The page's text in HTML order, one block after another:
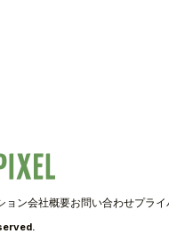
ョン会社概要お問い合わせプラ